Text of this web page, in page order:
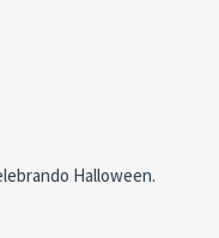
Halloween.